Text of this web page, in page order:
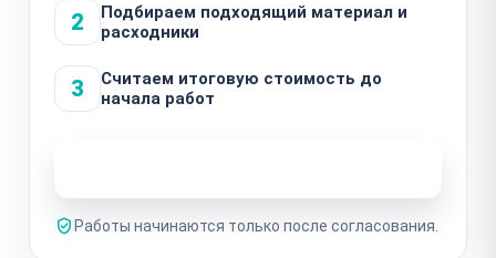
2
Подбираем подходящий материал и
расходники
3
Считаем итоговую стоимость до
начала работ
Работы начинаются только после согласования.